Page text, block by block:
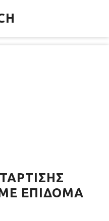
ΕΠΊΔΟΜΑ